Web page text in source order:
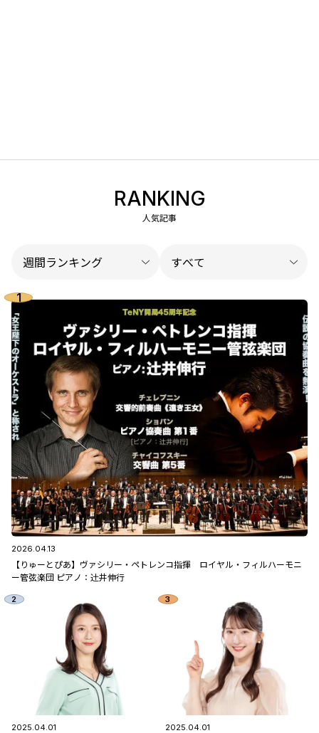
RANKING
人気記事
2026.04.13
【りゅーとぴあ】ヴァシリー・ペトレンコ指揮 ロイヤル・フィルハーモニ
ー管弦楽団 ピアノ：辻󠄀井伸行
2025.04.01 2025.04.01